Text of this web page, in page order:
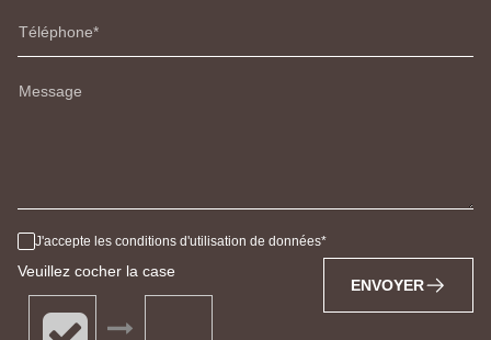
Téléphone
Message
J'accepte les conditions d'utilisation de données
Veuillez cocher la case
ENVOYER